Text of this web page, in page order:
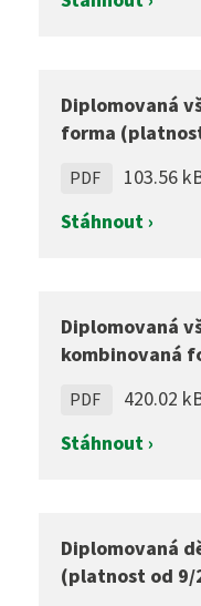
Diplomovaná
forma
PDF
103.56
Stáhnout ›
Diplomovaná
kombinovaná
PDF
420.02
Stáhnout ›
Diplomovaná
(platnost od 9/